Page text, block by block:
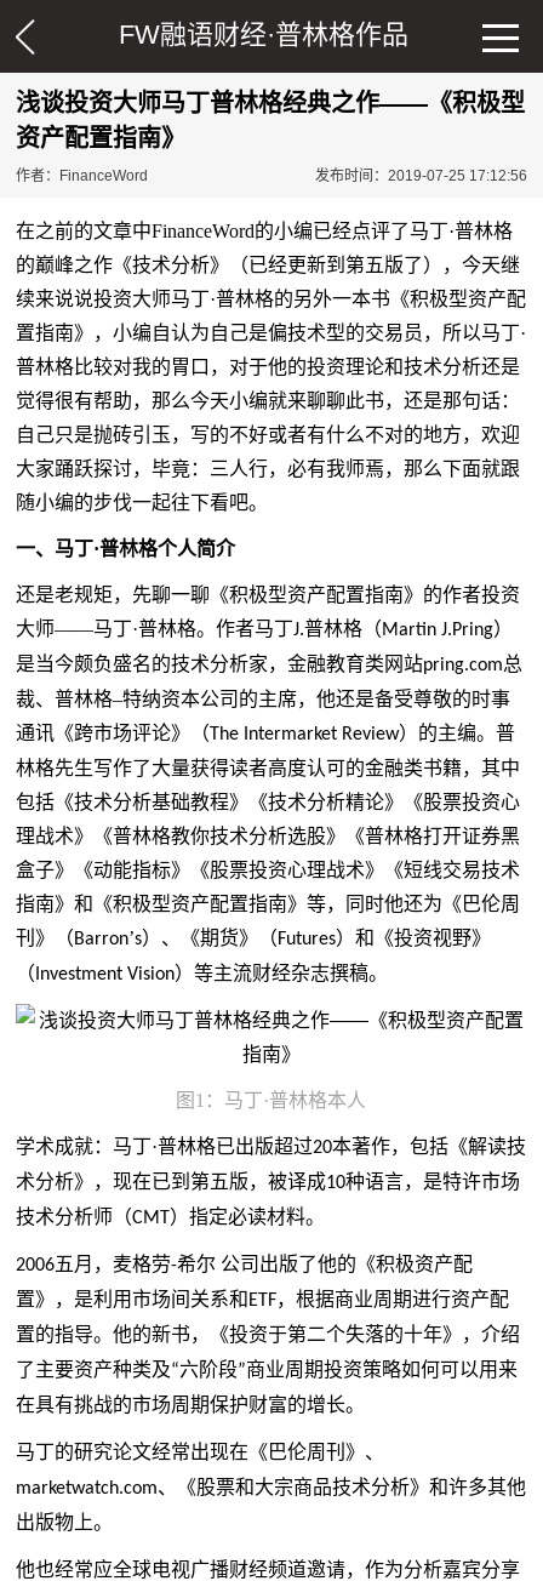
FW融语财经·普林格作品
浅谈投资大师马丁普林格经典之作——《积极型
资产配置指南》
作者：FinanceWord 发布时间：2019-07-25 17:12:56
在之前的文章中FinanceWord的小编已经点评了马丁·普林格
的巅峰之作《技术分析》（已经更新到第五版了），今天继
续来说说投资大师马丁·普林格的另外一本书《积极型资产配
置指南》，小编自认为自己是偏技术型的交易员，所以马丁·
普林格比较对我的胃口，对于他的投资理论和技术分析还是
觉得很有帮助，那么今天小编就来聊聊此书，还是那句话：
自己只是抛砖引玉，写的不好或者有什么不对的地方，欢迎
大家踊跃探讨，毕竟：三人行，必有我师焉，那么下面就跟
随小编的步伐一起往下看吧。
一、 马丁·普林格个人简介
还是老规矩，先聊一聊《积极型资产配置指南》的作者投资
大师——马丁·普林格。作者马丁J.普林格（Martin J.Pring）
是当今颇负盛名的技术分析家，金融教育类网站pring.com总
裁、普林格–特纳资本公司的主席，他还是备受尊敬的时事
通讯《跨市场评论》（The Intermarket Review）的主编。普
林格先生写作了大量获得读者高度认可的金融类书籍，其中
包括《技术分析基础教程》《技术分析精论》《股票投资心
理战术》《普林格教你技术分析选股》《普林格打开证券黑
盒子》《动能指标》《股票投资心理战术》《短线交易技术
指南》和《积极型资产配置指南》等，同时他还为《巴伦周
刊》（Barron’s）、《期货》（Futures）和《投资视野》
（ Investment Vision）等主流财经杂志撰稿。
图 1 ：马丁·普林格本人
学术成就：马丁·普林格已出版超过20本著作，包括《解读技
术分析》，现在已到第五版，被译成10种语言，是特许市场
技术分析师（CMT）指定必读材料。
2006五月，麦格劳-希尔 公司出版了他的《积极资产配
置》，是利用市场间关系和 ETF，根据商业周期进行资产配
置的指导。他的新书，《投资于第二个失落的十年》，介绍
了主要资产种类及“六阶段”商业周期投资策略如何可以用来
在具有挑战的市场周期保护财富的增长。
马丁的研究论文经常出现在《巴伦周刊》、
marketwatch.com、《股票和大宗商品技术分析》和许多其他
出版物上。
他也经常应全球电视广播财经频道邀请，作为分析嘉宾分享